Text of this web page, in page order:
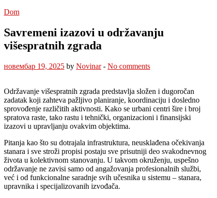
Dom
Savremeni izazovi u održavanju
višespratnih zgrada
новембар 19, 2025 by Novinar- No comments
Održavanje višespratnih zgrada predstavlja složen i dugoročan
zadatak koji zahteva pažljivo planiranje, koordinaciju i dosledno
sprovođenje različitih aktivnosti. Kako se urbani centri šire i broj
spratova raste, tako rastu i tehnički, organizacioni i finansijski
izazovi u upravljanju ovakvim objektima.
Pitanja kao što su dotrajala infrastruktura, neusklađena očekivanja
stanara i sve stroži propisi postaju sve prisutniji deo svakodnevnog
života u kolektivnom stanovanju. U takvom okruženju, uspešno
održavanje ne zavisi samo od angažovanja profesionalnih službi,
već i od funkcionalne saradnje svih učesnika u sistemu – stanara,
upravnika i specijalizovanih izvođača.